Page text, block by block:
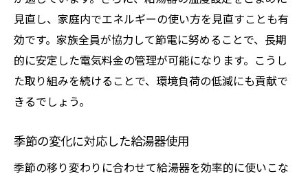
見直し、家庭内でエネルギーの使い方を見直すことも有
効です。家族全員が協力して節電に努めることで、長期
的に安定した電気料金の管理が可能になります。こうし
た取り組みを続けることで、環境負荷の低減にも貢献で
きるでしょう。
季節の変化に対応した給湯器使用
季節の移り変わりに合わせて給湯器を効率的に使いこな